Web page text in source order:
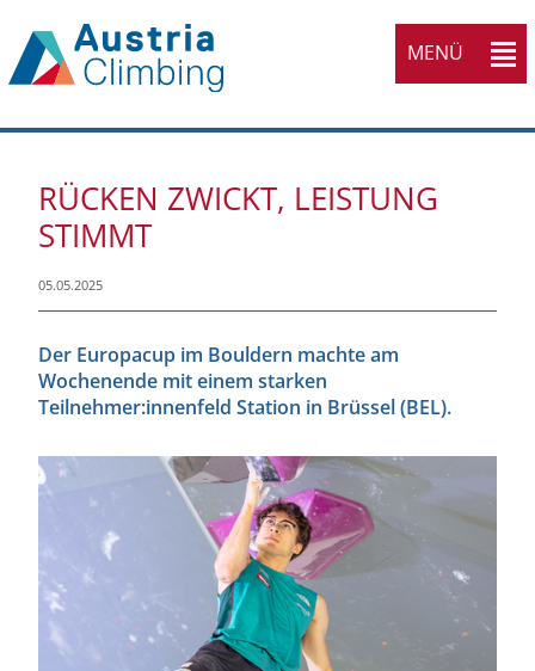
MENÜ
RÜCKEN ZWICKT, LEISTUNG
STIMMT
05.05.2025
Der Europacup im Bouldern machte am
Wochenende mit einem starken
Teilnehmer:innenfeld Station in Brüssel (BEL).